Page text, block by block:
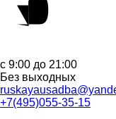
с 9:00 до 21:00
Без выходных
+7(495)055-35-15